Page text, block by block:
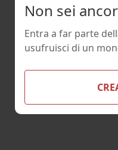
Non sei
Entra a far parte
usufruisci di un